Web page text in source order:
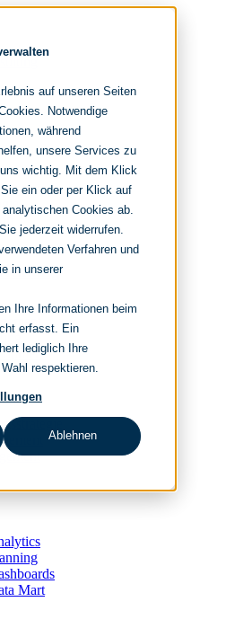
auf unseren Seiten
Notwendige
während
unsere Services zu
wichtig. Mit dem Klick
ein oder per Klick auf
analytischen Cookies ab.
jederzeit widerrufen.
Verfahren und
in unserer
Ihre Informationen beim
erfasst. Ein
lediglich Ihre
respektieren.
Ablehnen
Mart